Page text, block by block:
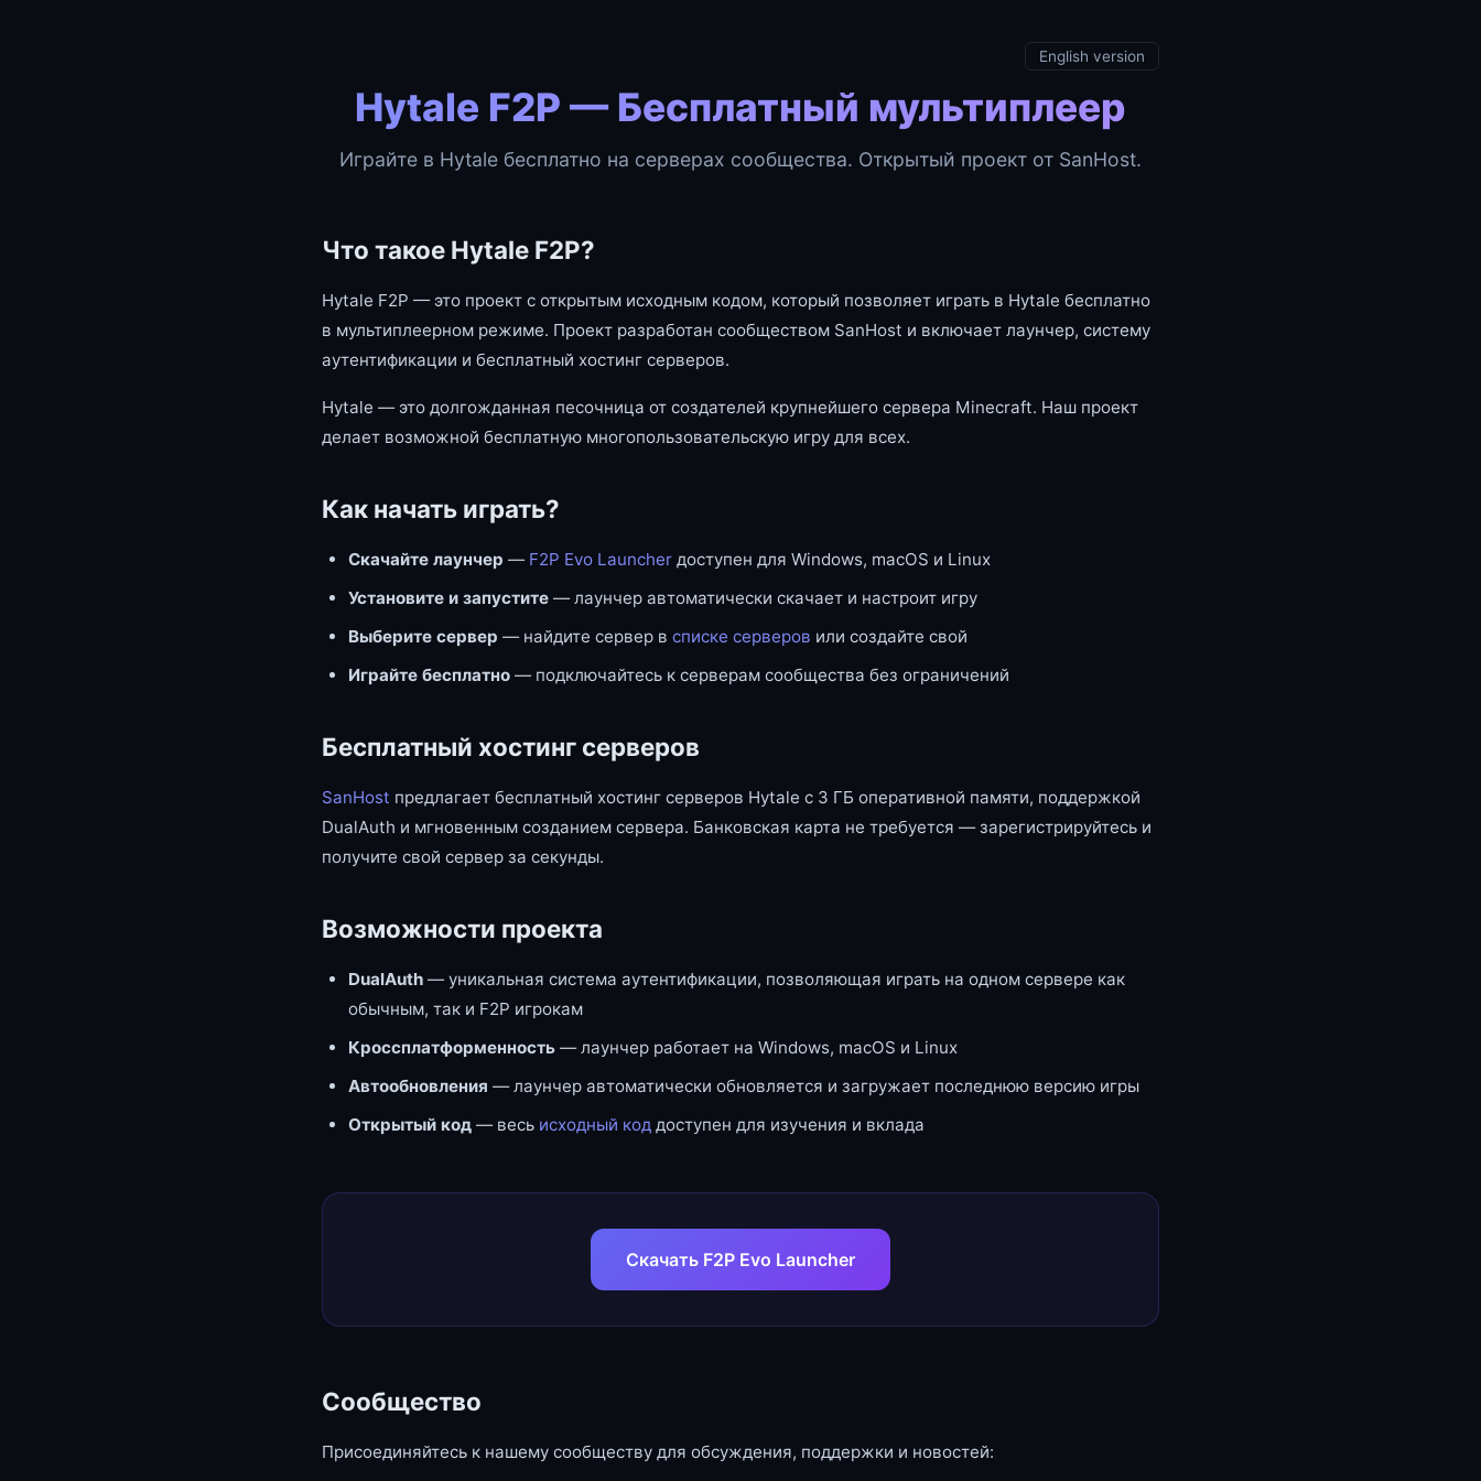
English version
Hytale F2P — Бесплатный мультиплеер
Играйте в Hytale бесплатно на серверах сообщества. Открытый проект от SanHost.
Что такое Hytale F2P?
Hytale F2P — это проект с открытым исходным кодом, который позволяет играть в Hytale бесплатно
в мультиплеерном режиме. Проект разработан сообществом SanHost и включает лаунчер, систему
аутентификации и бесплатный хостинг серверов.
Hytale — это долгожданная песочница от создателей крупнейшего сервера Minecraft. Наш проект
делает возможной бесплатную многопользовательскую игру для всех.
Как начать играть?
Скачайте лаунчер — F2P Evo Launcher доступен для Windows, macOS и Linux
Установите и запустите — лаунчер автоматически скачает и настроит игру
Выберите сервер — найдите сервер в списке серверов или создайте свой
Играйте бесплатно — подключайтесь к серверам сообщества без ограничений
Бесплатный хостинг серверов
SanHost предлагает бесплатный хостинг серверов Hytale с 3 ГБ оперативной памяти, поддержкой
DualAuth и мгновенным созданием сервера. Банковская карта не требуется — зарегистрируйтесь и
получите свой сервер за секунды.
Возможности проекта
DualAuth — уникальная система аутентификации, позволяющая играть на одном сервере как
обычным, так и F2P игрокам
Кроссплатформенность — лаунчер работает на Windows, macOS и Linux
Автообновления — лаунчер автоматически обновляется и загружает последнюю версию игры
Открытый код — весь исходный код доступен для изучения и вклада
Скачать F2P Evo Launcher
Сообщество
Присоединяйтесь к нашему сообществу для обсуждения, поддержки и новостей: